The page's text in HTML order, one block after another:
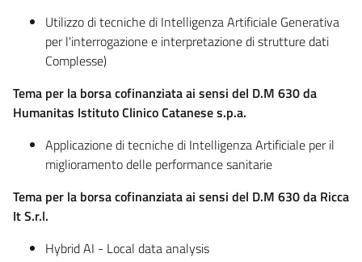
Utilizzo di tecniche di Intelligenza Artificiale Generativa
per l'interrogazione e interpretazione di strutture dati
Complesse)
Tema per la borsa cofinanziata ai sensi del D.M 630 da
Humanitas Istituto Clinico Catanese s.p.a.
Applicazione di tecniche di Intelligenza Artificiale per il
miglioramento delle performance sanitarie
Tema per la borsa cofinanziata ai sensi del D.M 630 da Ricca
It S.r.l.
Hybrid AI - Local data analysis